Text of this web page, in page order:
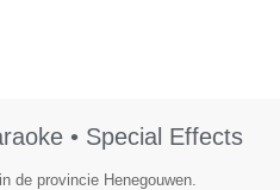
• Special Effects
de provincie Henegouwen.